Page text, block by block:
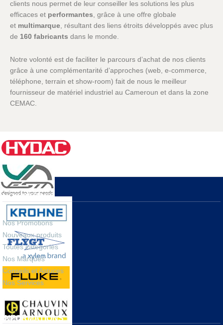
clients nous permet de leur conseiller les solutions les plus
efficaces et performantes , grâce à une offre globale
et multimarque , résultant des liens étroits développés avec plus
de 160 fabricants dans le monde.
Notre volonté est de faciliter le parcours d’achat de nos clients
grâce à une complémentarité d’approches (web, e-commerce,
téléphone, terrain et show-room) fait de nous le meilleur
fournisseur de matériel industriel au Cameroun et dans la zone
CEMAC.
séminaires en ligne, démonstrations à distance,
NOS OFFRES
Nos Promotions
Nouveaux produits
Toutes catégories
Nos Marques
Conseils et Astuces
Nos Services
INFORMATIONS